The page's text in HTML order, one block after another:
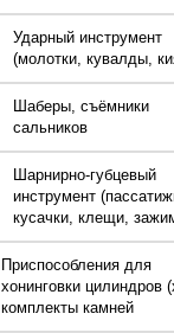
Ударный инструмент
(молотки, кувалды,
Шаберы, съёмники
сальников
Шарнирно-губцевый
инструмент
кусачки, клещи,
Приспособления для
хонинговки цилиндров
комплекты камней